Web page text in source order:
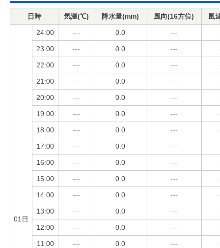
日時 気温(℃) 降水量(mm) 風向(16方位) 風
01日
24:00 --- 0.0 ---
23:00 --- 0.0 ---
22:00 --- 0.0 ---
21:00 --- 0.0 ---
20:00 --- 0.0 ---
19:00 --- 0.0 ---
18:00 --- 0.0 ---
17:00 --- 0.0 ---
16:00 --- 0.0 ---
15:00 --- 0.0 ---
14:00 --- 0.0 ---
13:00 --- 0.0 ---
12:00 --- 0.0 ---
11:00 --- 0.0 ---